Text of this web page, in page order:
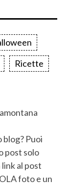
Ricette
Puoi
post solo
al post
foto e un